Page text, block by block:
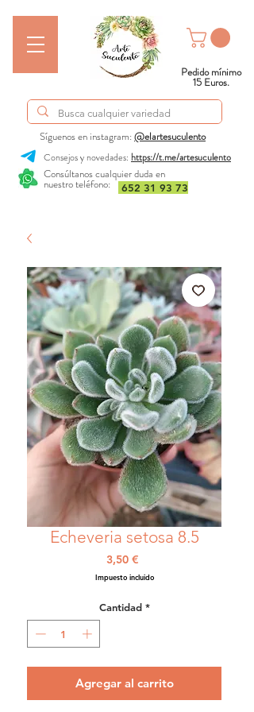
Consúltanos cualquier duda en
nuestro teléfono:
Síguenos en instagram:@elartesuculento
652 31 93 73
Consejos y novedades: https://t.me/artesuculento
Pedido mínimo
15 Euros.
Echeveria setosa 8.5
3,50 €Precio
Impuesto incluido
Cantidad *
Agregar al carrito